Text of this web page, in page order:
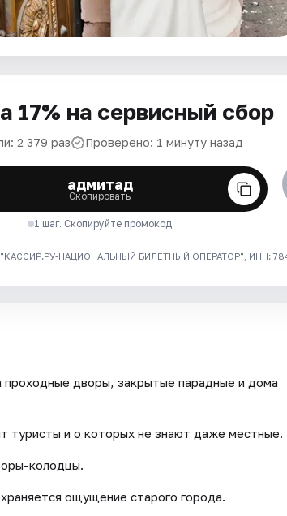
17% на сервисный сбор
2 379 раз Проверено: 1 минуту назад
адмитад
Скопировать
1 шаг. Скопируйте промокод
НАЦИОНАЛЬНЫЙ БИЛЕТНЫЙ ОПЕРАТОР", ИНН:
проходные дворы, закрытые парадные и дома
туристы и о которых не знают даже местные.
колодцы.
ощущение старого города.